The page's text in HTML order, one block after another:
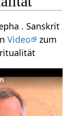
. Sanskrit
Video
zum